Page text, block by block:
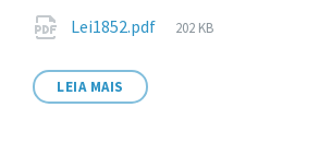
Anexos
Lei1852.pdf
Tamanho
202 KB
LEIA MAIS